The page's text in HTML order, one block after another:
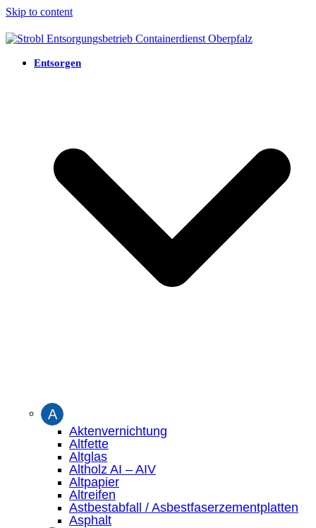
Skip to content
Entsorgen
A
Aktenvernichtung
Altfette
Altglas
Altholz AI – AIV
Altpapier
Altreifen
Astbestabfall / Asbestfaserzementplatten
Asphalt